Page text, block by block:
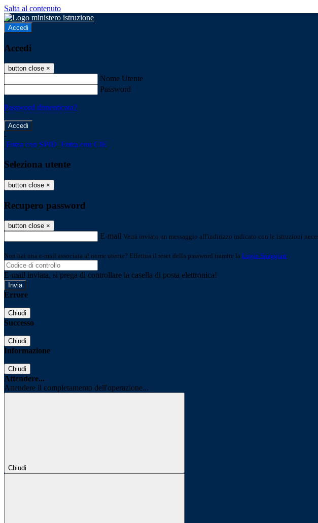
Salta al contenuto
Accedi
Accedi
button close ×
Nome Utente
Password
Password dimenticata?
-
Entra con SPID Entra con CIE
Seleziona utente
button close ×
Recupero password
button close ×
E-mail Verrà inviato un messaggio all'indirizzo indicato con le istruzioni
Non hai una e-mail associata al nome utente? Effettua il reset della password tramite la Login Spaggiari
E-mail inviata, si prega di controllare la casella di posta elettronica!
Errore
Chiudi
Successo
Chiudi
Informazione
Chiudi
Attendere...
Attendere il completamento dell'operazione...
Chiudi